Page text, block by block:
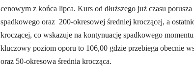
cenowym z końca lipca. Kurs od dłuższego już czasu
spadkowego oraz 200-okresowej średniej kroczącej, a
kroczącej, co wskazuje na kontynuację spadkowego
kluczowy poziom oporu to 106,00 gdzie przebiega obecnie
oraz 50-okresowa średnia krocząca.